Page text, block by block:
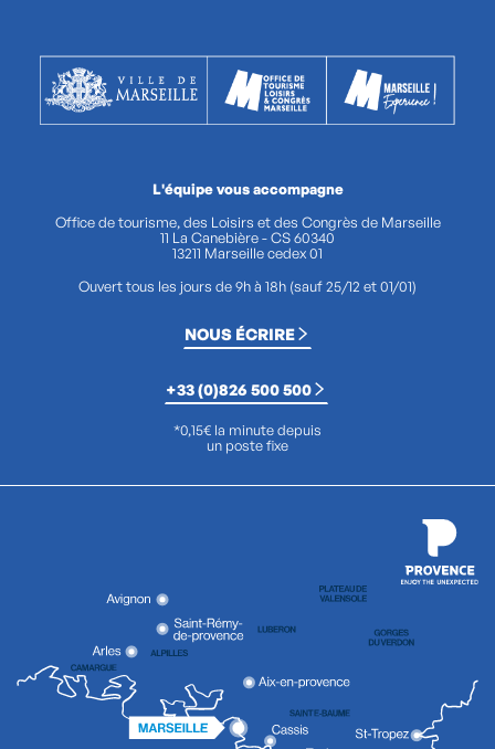
L'équipe vous accompagne
Office de tourisme, des Loisirs et des Congrès de Marseille
11 La Canebière - CS 60340
13211 Marseille cedex 01
Ouvert tous les jours de 9h à 18h (sauf 25/12 et 01/01)
NOUS ÉCRIRE
+33 (0)826 500 500
*0,15€ la minute depuis
un poste fixe